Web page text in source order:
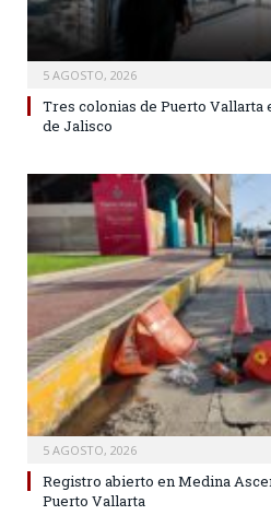
5 AGOSTO, 2026
Tres colonias de Puerto Vallarta
de Jalisco
5 AGOSTO, 2026
Registro abierto en Medina
Puerto Vallarta